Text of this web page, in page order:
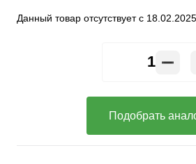
Данный товар отсутствует с 18.02.2025.
Подобрать